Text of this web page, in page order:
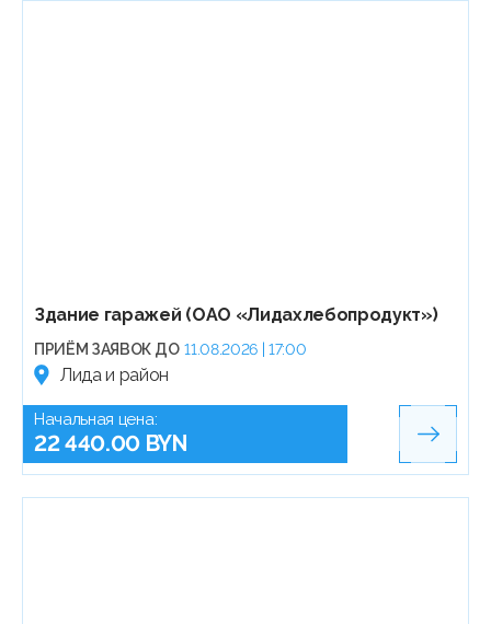
Здание гаражей (ОАО «Лидахлебопродукт»)
ПРИЁМ ЗАЯВОК ДО 11.08.2026 | 17:00
Лида и район
Начальная цена:
22 440.00 BYN